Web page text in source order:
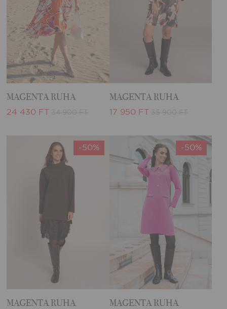
MAGENTA RUHA
24 430 FT
MAGENTA RUHA
17 950 FT
-50%
MAGENTA RUHA
-50%
MAGENTA RUHA